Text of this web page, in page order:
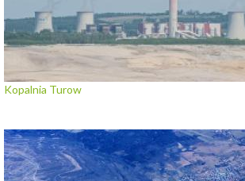
Kopalnia Turow